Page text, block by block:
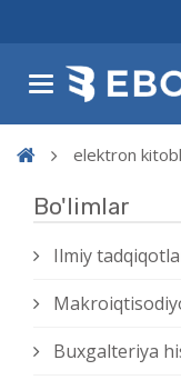
elektron
Bo'limlar
Ilmiy
Buxgalteriya